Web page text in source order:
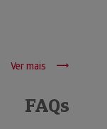
Ver mais
FAQs